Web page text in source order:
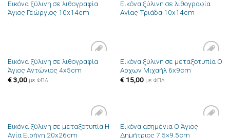
Πρόσθήκη
στην λίστα
Εικόνα ξύλινη σε λιθογραφία
Άγιος Γεώργιος 10x14cm
Πρόσθήκη
στην λίστα
Εικόνα ξύλινη σε λιθογραφία
Αγίας Τριάδα 10x14cm
Πρόσθήκη
στην λίστα
Εικόνα ξύλινη σε λιθογραφία
Άγιος Αντώνιος 4x5cm
€3,00 με ΦΠΑ
Πρόσθήκη
στην λίστα
Εικόνα ξύλινη σε μεταξοτυπία Ο
Αρχων Μιχαήλ 6x9cm
€15,00 με ΦΠΑ
Πρόσθήκη
στην λίστα
Εικόνα ξύλινη σε μεταξοτυπία Η
Αγία Ειρήνη 20x26cm
Πρόσθήκη
στην λίστα
Εικόνα ασημένια Ο Άγιος
Δημήτριος 7.5×9.5cm